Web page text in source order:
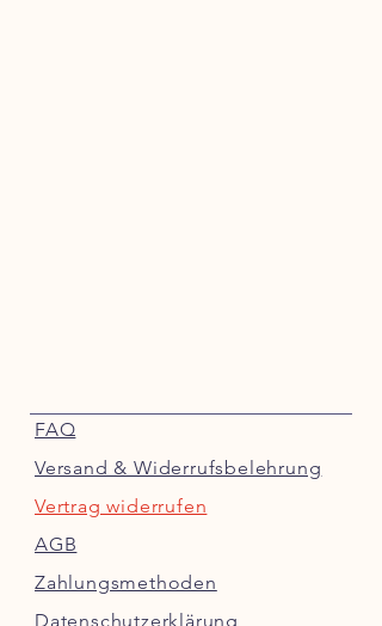
FAQ
Versand & Widerrufsbelehrung
Vertrag widerrufen
AGB
Zahlungsmethoden
Datenschutzerklärung